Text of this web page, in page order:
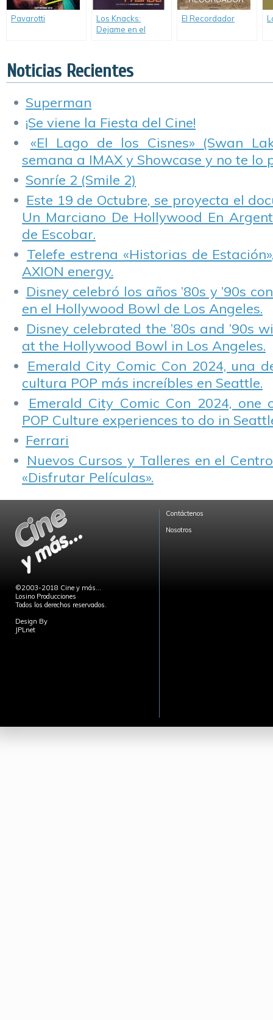
Pavarotti
Los Knacks:
Dejame en el
El Recordador
Noticias Recientes
Superman
¡Se viene la Fiesta del Cine!
«El Lago de los Cisnes» (Swan
semana a IMAX y Showcase y no te lo
Sonríe 2 (Smile 2)
Este 19 de Octubre, se proyecta el
Un Marciano De Hollywood En
de Escobar.
Telefe estrena «Historias de
AXION energy.
Disney celebró los años ’80s y ’90s
en el Hollywood Bowl de Los Angeles.
Disney celebrated the ’80s and ’90s
at the Hollywood Bowl in Los Angeles.
Emerald City Comic Con 2024, una
cultura POP más increíbles en Seattle.
Emerald City Comic Con 2024,
POP Culture experiences to do in
Ferrari
Nuevos Cursos y Talleres en el
«Disfrutar Películas».
©2003-2018 Cine y más...
Losino Producciones
Todos los derechos reservados.
Design By
JPLnet
Contáctenos
Nosotros